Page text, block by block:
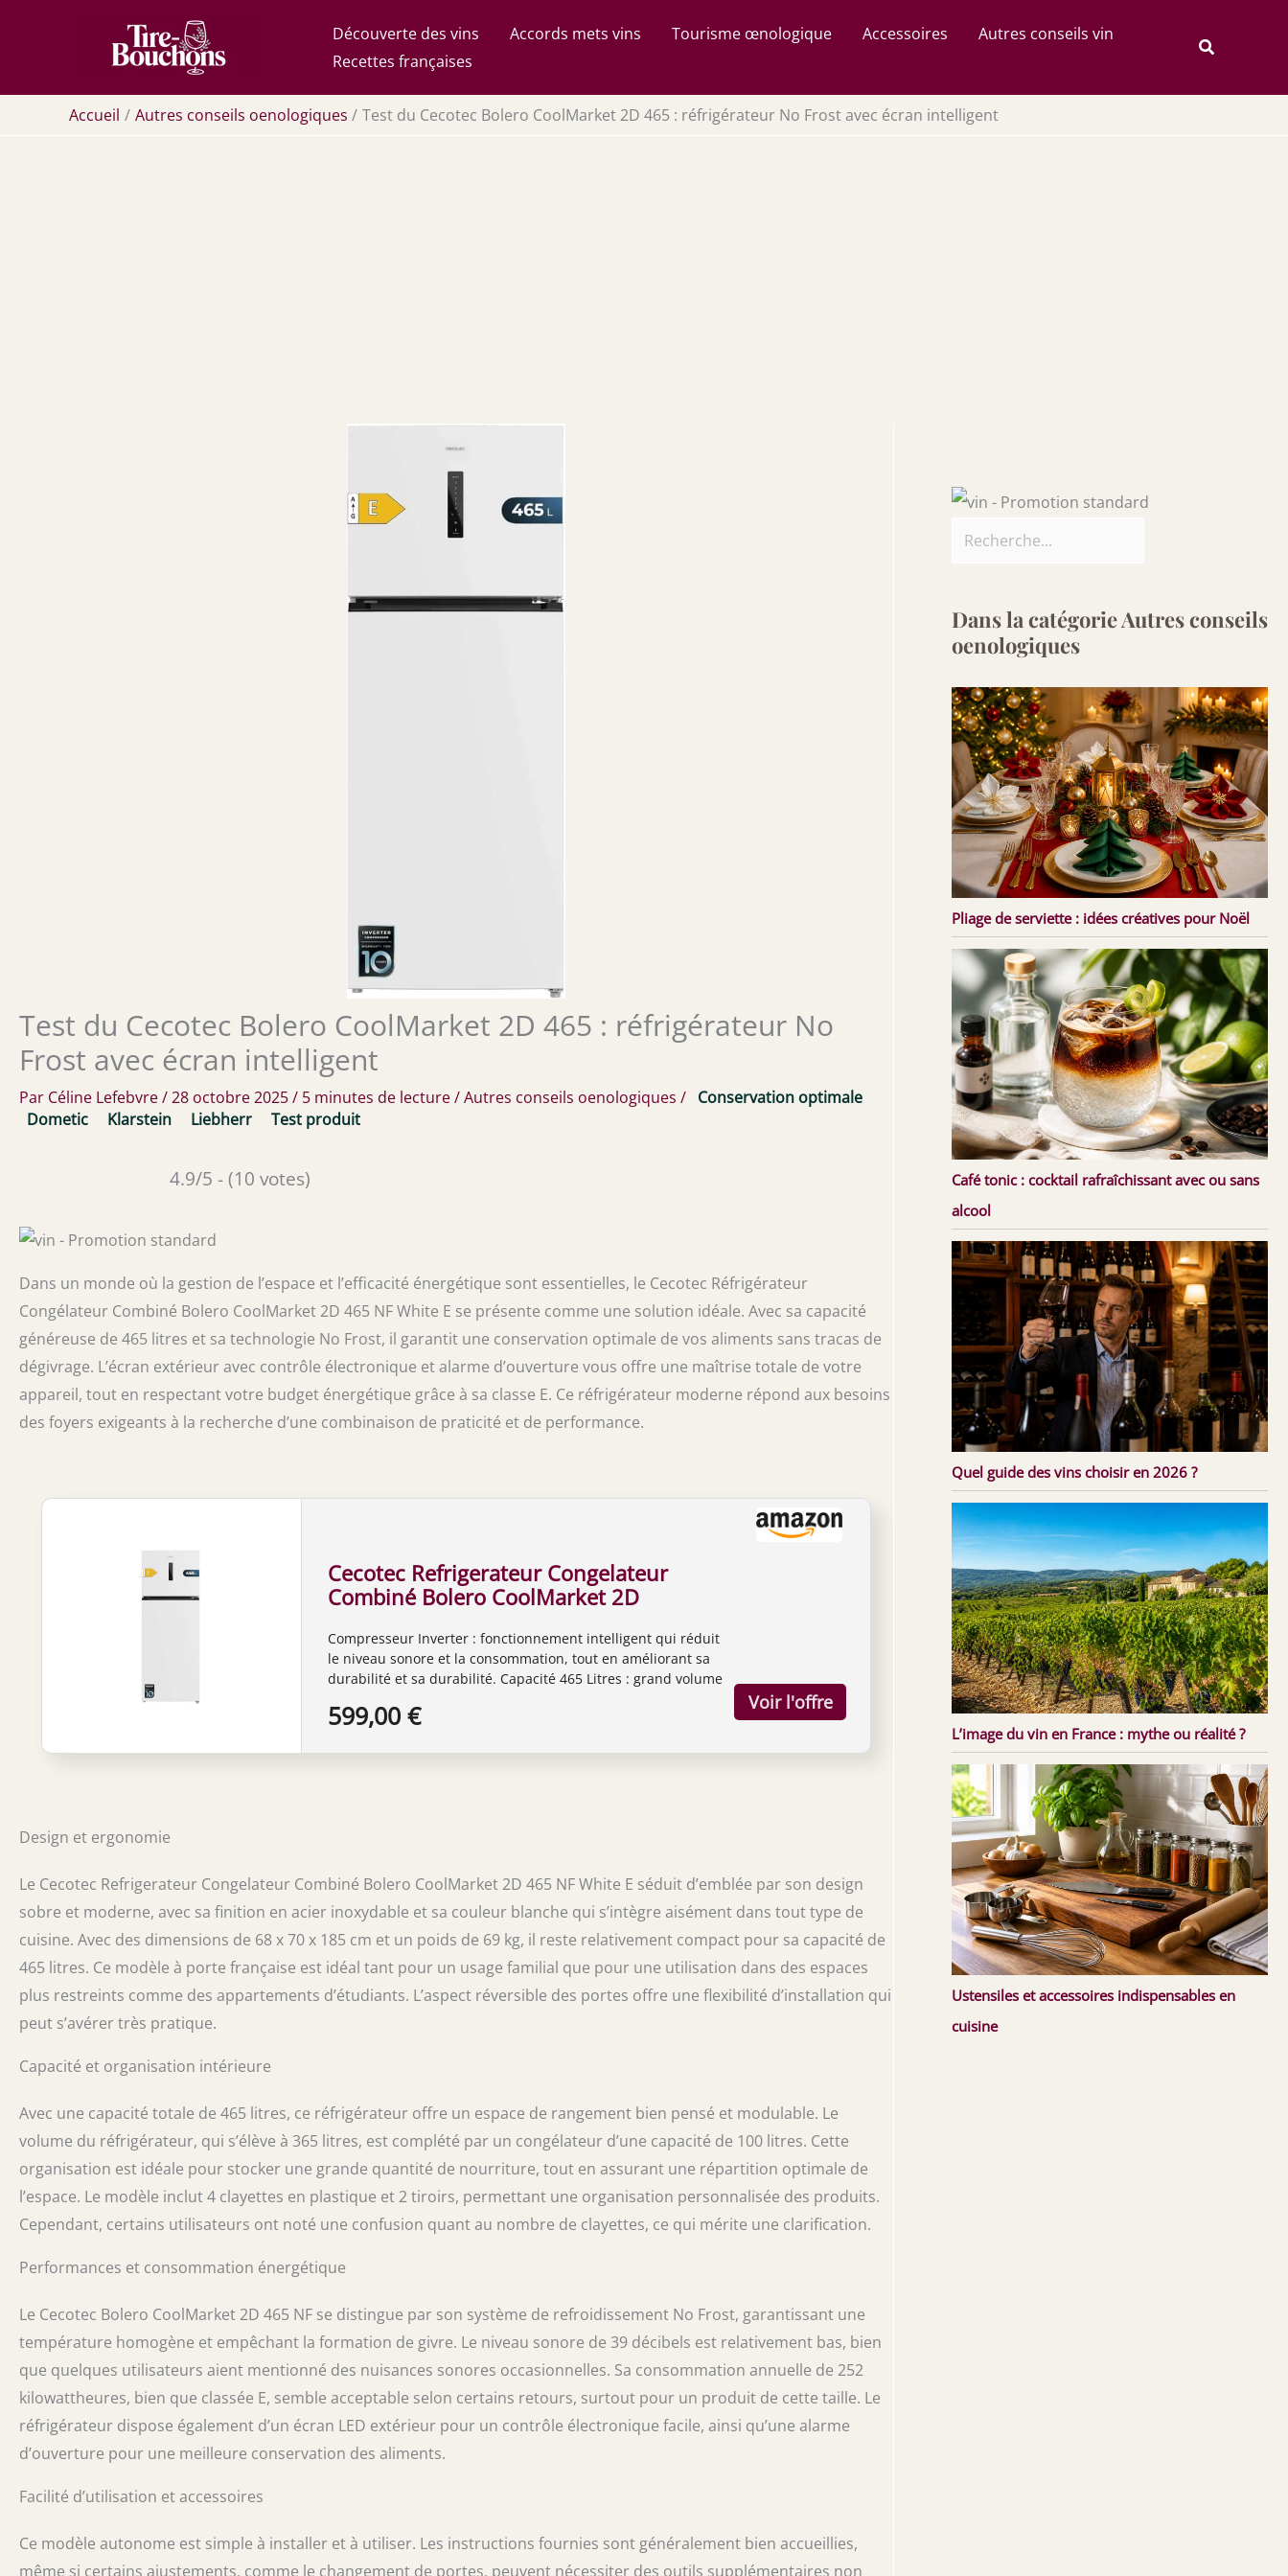
Découverte des vins Accords mets vins Tourisme œnologique Accessoires
Autres conseils vin
Recettes françaises
Rechercher
Accueil Autres conseils oenologiques Test du Cecotec Bolero CoolMarket 2D 465 : réfrigérateur No Frost avec écran intelligent
Test du Cecotec Bolero CoolMarket 2D 465 : réfrigérateur No
Frost avec écran intelligent
Par Céline Lefebvre/28 octobre 2025/ 5 minutes de lecture/Autres conseils oenologiques / Conservation optimale
Dometic
Klarstein Liebherr Test produit
4.9/5 - (10 votes)
Dans un monde où la gestion de l’espace et l’efficacité énergétique sont essentielles, le Cecotec Réfrigérateur
Congélateur Combiné Bolero CoolMarket 2D 465 NF White E se présente comme une solution idéale. Avec sa capacité
généreuse de 465 litres et sa technologie No Frost, il garantit une conservation optimale de vos aliments sans tracas de
dégivrage. L’écran extérieur avec contrôle électronique et alarme d’ouverture vous offre une maîtrise totale de votre
appareil, tout en respectant votre budget énergétique grâce à sa classe E. Ce réfrigérateur moderne répond aux besoins
des foyers exigeants à la recherche d’une combinaison de praticité et de performance.
Cecotec Refrigerateur Congelateur
Combiné Bolero CoolMarket 2D
465L, No Frost, écran extérieur
avec contrôle électronique et
alarme d’ouverture
Compresseur Inverter : fonctionnement intelligent qui réduit
le niveau sonore et la consommation, tout en améliorant sa
durabilité et sa durabilité. Capacité 465 Litres : grand volume
système de conservation évite la formation de glace sur les
mieux conserver les aliments et à mieux transmettre le froid.
599,00 €
Design et ergonomie
Le Cecotec Refrigerateur Congelateur Combiné Bolero CoolMarket 2D 465 NF White E séduit d’emblée par son design
sobre et moderne, avec sa finition en acier inoxydable et sa couleur blanche qui s’intègre aisément dans tout type de
cuisine. Avec des dimensions de 68 x 70 x 185 cm et un poids de 69 kg, il reste relativement compact pour sa capacité de
465 litres. Ce modèle à porte française est idéal tant pour un usage familial que pour une utilisation dans des espaces
plus restreints comme des appartements d’étudiants. L’aspect réversible des portes offre une flexibilité d’installation qui
peut s’avérer très pratique.
Capacité et organisation intérieure
Avec une capacité totale de 465 litres, ce réfrigérateur offre un espace de rangement bien pensé et modulable. Le
volume du réfrigérateur, qui s’élève à 365 litres, est complété par un congélateur d’une capacité de 100 litres. Cette
organisation est idéale pour stocker une grande quantité de nourriture, tout en assurant une répartition optimale de
l’espace. Le modèle inclut 4 clayettes en plastique et 2 tiroirs, permettant une organisation personnalisée des produits.
Cependant, certains utilisateurs ont noté une confusion quant au nombre de clayettes, ce qui mérite une clarification.
Performances et consommation énergétique
Le Cecotec Bolero CoolMarket 2D 465 NF se distingue par son système de refroidissement No Frost, garantissant une
température homogène et empêchant la formation de givre. Le niveau sonore de 39 décibels est relativement bas, bien
que quelques utilisateurs aient mentionné des nuisances sonores occasionnelles. Sa consommation annuelle de 252
kilowattheures, bien que classée E, semble acceptable selon certains retours, surtout pour un produit de cette taille. Le
réfrigérateur dispose également d’un écran LED extérieur pour un contrôle électronique facile, ainsi qu’une alarme
d’ouverture pour une meilleure conservation des aliments.
Facilité d’utilisation et accessoires
Ce modèle autonome est simple à installer et à utiliser. Les instructions fournies sont généralement bien accueillies,
même si certains ajustements, comme le changement de portes, peuvent nécessiter des outils supplémentaires non
Dans la catégorie Autres conseils
oenologiques
Pliage de serviette : idées créatives pour Noël
Café tonic : cocktail rafraîchissant avec ou sans
alcool
Quel guide des vins choisir en 2026 ?
L’image du vin en France : mythe ou réalité ?
Ustensiles et accessoires indispensables en
cuisine